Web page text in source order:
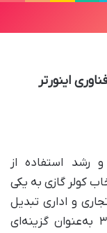
رشد استفاده از
کولر گازی به یکی
و اداری تبدیل
شود. در این میان، کولر گازی‌های ۳۶۰۰۰ به‌عنوان گزینه‌ای